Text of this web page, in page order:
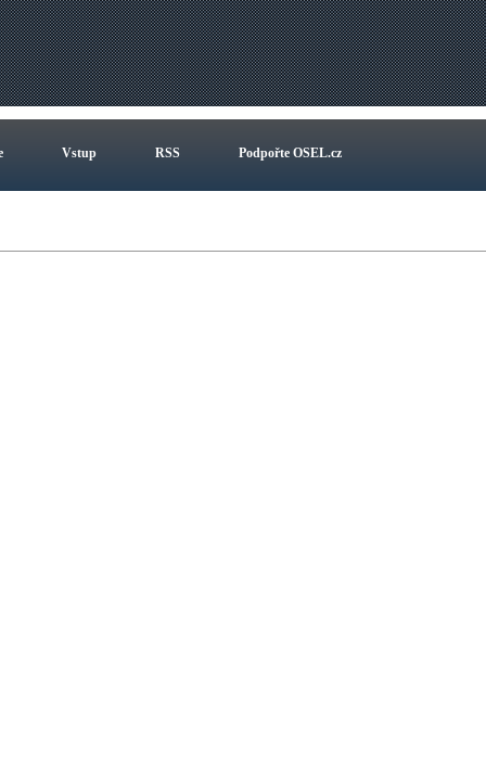
Vstup RSS Podpořte OSEL.cz